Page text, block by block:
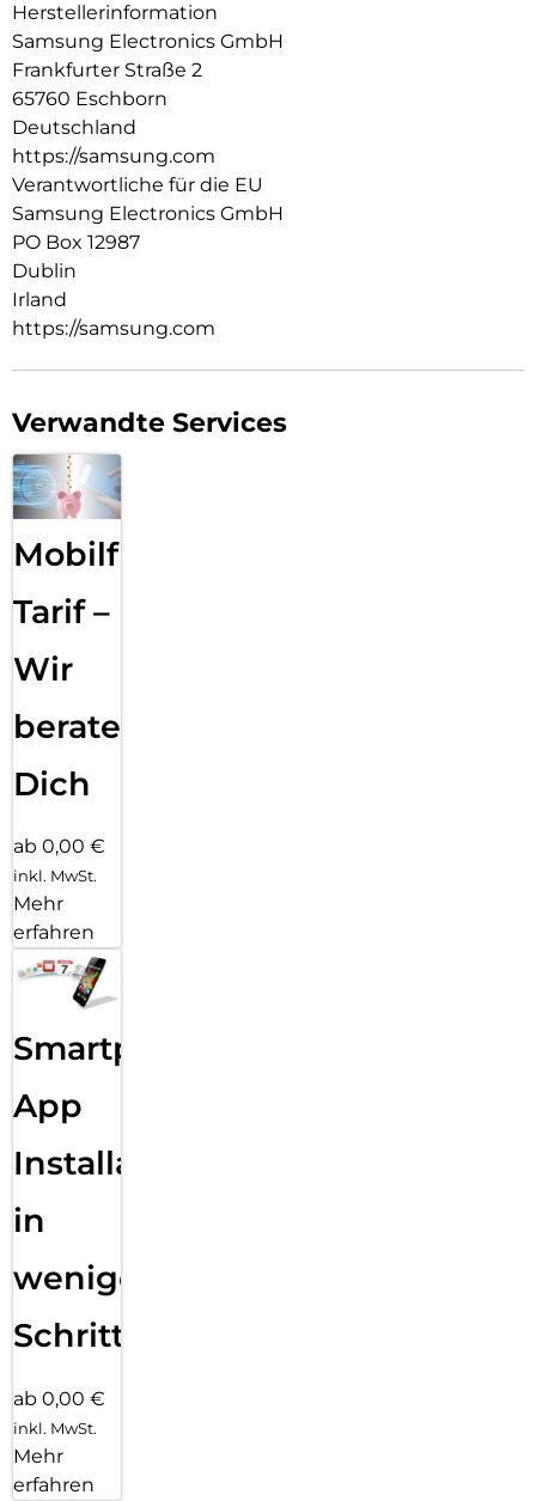
Herstellerinformation
Samsung Electronics GmbH
Frankfurter Straße 2
65760 Eschborn
Deutschland
https://samsung.com
Verantwortliche für die EU
Samsung Electronics GmbH
PO Box 12987
Dublin
Irland
https://samsung.com
Verwandte Services
Mobilfunk
Tarif –
Wir
beraten
Dich
ab 0,00 €
inkl. MwSt.
Mehr
erfahren
Smartphone
App
Installation
in
wenigen
Schritten
ab 0,00 €
inkl. MwSt.
Mehr
erfahren